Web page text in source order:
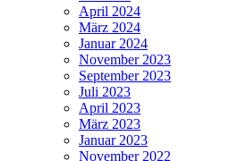
April 2024
März 2024
Januar 2024
November 2023
September 2023
Juli 2023
April 2023
März 2023
Januar 2023
November 2022